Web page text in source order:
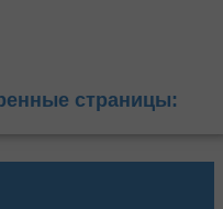
страницы: